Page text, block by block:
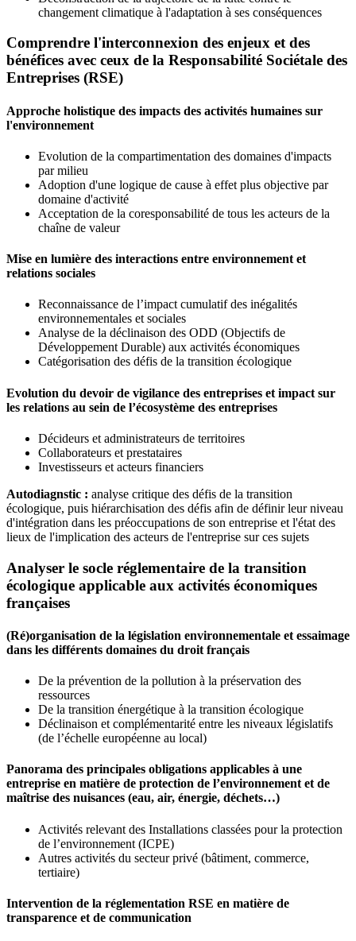
changement climatique à l'adaptation à ses conséquences
Comprendre l'interconnexion des enjeux et des
bénéfices avec ceux de la Responsabilité Sociétale des
Entreprises (RSE)
Approche holistique des impacts des activités humaines sur
l'environnement
Evolution de la compartimentation des domaines d'impacts
par milieu
Adoption d'une logique de cause à effet plus objective par
domaine d'activité
Acceptation de la coresponsabilité de tous les acteurs de la
chaîne de valeur
Mise en lumière des interactions entre environnement et
relations sociales
Reconnaissance de l’impact cumulatif des inégalités
environnementales et sociales
Analyse de la déclinaison des ODD (Objectifs de
Développement Durable) aux activités économiques
Catégorisation des défis de la transition écologique
Evolution du devoir de vigilance des entreprises et impact sur
les relations au sein de l’écosystème des entreprises
Décideurs et administrateurs de territoires
Collaborateurs et prestataires
Investisseurs et acteurs financiers
Autodiagnstic : analyse critique des défis de la transition
écologique, puis hiérarchisation des défis afin de définir leur niveau
d'intégration dans les préoccupations de son entreprise et l'état des
lieux de l'implication des acteurs de l'entreprise sur ces sujets
Analyser le socle réglementaire de la transition
écologique applicable aux activités économiques
françaises
(Ré)organisation de la législation environnementale et essaimage
dans les différents domaines du droit français
De la prévention de la pollution à la préservation des
ressources
De la transition énergétique à la transition écologique
Déclinaison et complémentarité entre les niveaux législatifs
(de l’échelle européenne au local)
Panorama des principales obligations applicables à une
entreprise en matière de protection de l’environnement et de
maîtrise des nuisances (eau, air, énergie, déchets…)
Activités relevant des Installations classées pour la protection
de l’environnement (ICPE)
Autres activités du secteur privé (bâtiment, commerce,
tertiaire)
Intervention de la réglementation RSE en matière de
transparence et de communication